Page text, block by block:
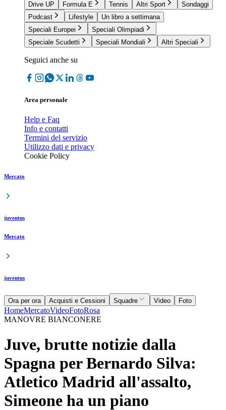
Drive UP
Formula E Tennis Altri Sport
Sondaggi
Podcast
Lifestyle
Un libro a settimana
Speciali Europei
Speciali Olimpiadi
Speciale Scudetti
Speciali Mondiali Altri Speciali
Seguici anche su
Area personale
Help e Faq
Info e contatti
Termini del servizio
Utilizzo dati e privacy
Cookie Policy
Mercato
juventus
Mercato
juventus
Ora per ora Acquisti e Cessioni Squadre Video Foto
HomeMercatoVideoFotoRosa
MANOVRE BIANCONERE
Juve, brutte notizie dalla
Spagna per Bernardo Silva:
Atletico Madrid all'assalto,
Simeone ha un piano